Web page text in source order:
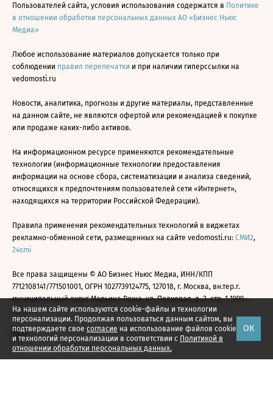
На нашем сайте используются cookie-файлы и технологии
персонализации. Продолжая пользоваться данным сайтом, вы
подтверждаете свое согласие на использование файлов cookie
и технологий персонализации в соответствии с Политикой в
отношении обработки персональных данных.
ОК
Пользователей сайта, условия использования содержатся в Политике
в отношении обработки персональных данных АО «Бизнес Ньюс
Медиа»
Любое использование материалов допускается только при
соблюдении правил перепечатки и при наличии гиперссылки на
vedomosti.ru
Новости, аналитика, прогнозы и другие материалы, представленные
на данном сайте, не являются офертой или рекомендацией к покупке
или продаже каких-либо активов.
На информационном ресурсе применяются рекомендательные
технологии (информационные технологии предоставления
информации на основе сбора, систематизации и анализа сведений,
относящихся к предпочтениям пользователей сети «Интернет»,
находящихся на территории Российской Федерации).
Правила применения рекомендательных технологий в виджетах
рекламно-обменной сети, размещенных на сайте vedomosti.ru: СМИ2,
24smi
Все права защищены © АО Бизнес Ньюс Медиа, ИНН/КПП
7712108141/771501001, ОГРН 1027739124775, 127018, г. Москва, вн.тер.г.
муниципальный округ Марьина Роща, ул. Полковая, д. 3, стр. 1 1999—
2026